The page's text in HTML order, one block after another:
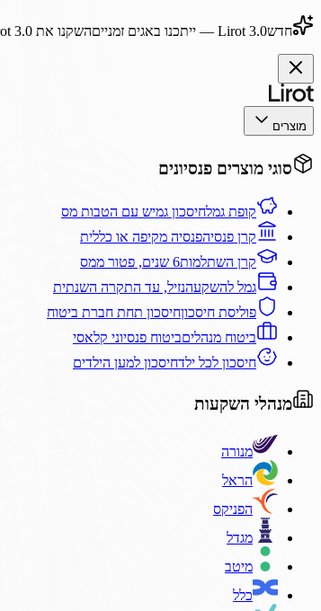
חדשLirot 3.0 — ייתכנו באגים זמנייםהשקנו את 3.0
מוצרים
סוגי מוצרים פנסיונים
קופת גמלחיסכון גמיש עם הטבות מס
קרן פנסיהפנסיה מקיפה או כללית
קרן השתלמות6 שנים, פטור ממס
גמל להשקעהנזיל, עד התקרה השנתית
פוליסת חיסכוןחיסכון תחת חברת ביטוח
ביטוח מנהליםביטוח פנסיוני קלאסי
חיסכון לכל ילדחיסכון למען הילדים
מנהלי השקעות
מנורה
הראל
הפניקס
מגדל
מיטב
כלל